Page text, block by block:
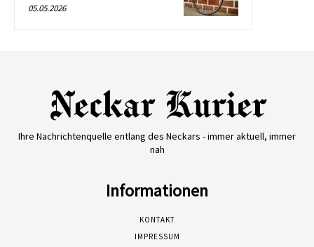
05.05.2026
Ihre Nachrichtenquelle entlang des Neckars - immer aktuell, immer
nah
Informationen
KONTAKT
IMPRESSUM